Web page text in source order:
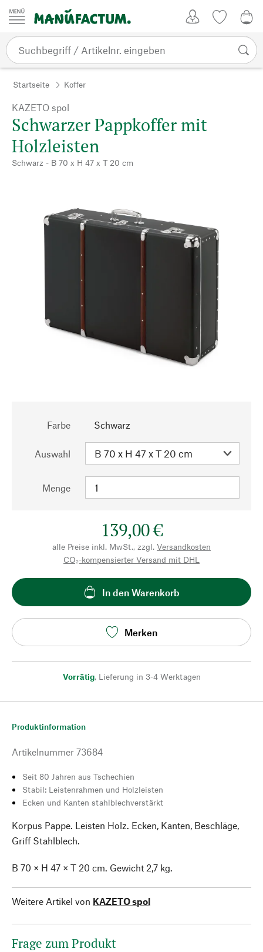
Zum Inhalt springen
Startseite Koffer
KAZETO spol
Schwarzer Pappkoffer mit
Holzleisten
Schwarz - B 70 x H 47 x T 20 cm
Farbe Schwarz
Auswahl
Menge
139,00 €
alle Preise inkl. MwSt., zzgl. Versandkosten
CO₂-kompensierter Versand mit DHL
In den Warenkorb
Merken
Vorrätig, Lieferung in 3-4 Werktagen
Produktinformation
Artikelnummer 73684
Seit 80 Jahren aus Tschechien
Stabil: Leistenrahmen und Holzleisten
Ecken und Kanten stahlblechverstärkt
Korpus Pappe. Leisten Holz. Ecken, Kanten, Beschläge,
Griff Stahlblech.
B 70 × H 47 × T 20 cm. Gewicht 2,7 kg.
Weitere Artikel von KAZETO spol
Frage zum Produkt